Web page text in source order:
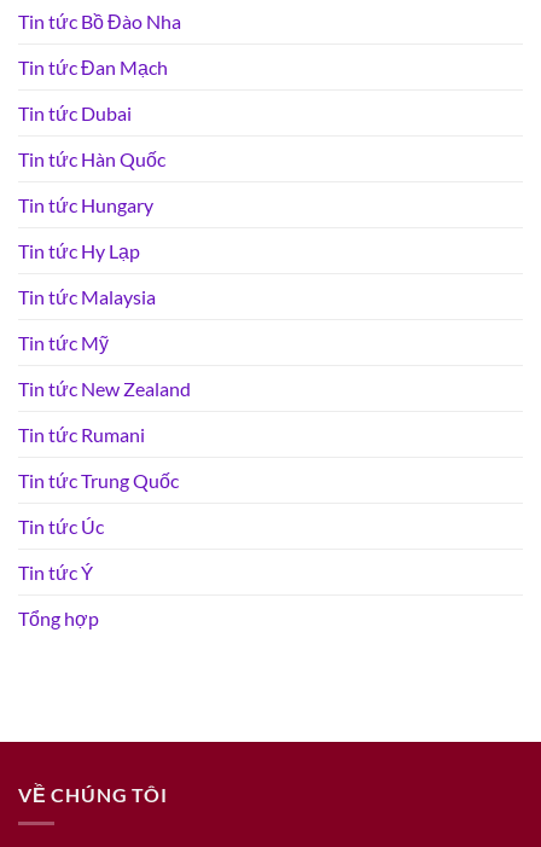
Tin tức Bồ Đào Nha
Tin tức Đan Mạch
Tin tức Dubai
Tin tức Hàn Quốc
Tin tức Hungary
Tin tức Hy Lạp
Tin tức Malaysia
Tin tức Mỹ
Tin tức New Zealand
Tin tức Rumani
Tin tức Trung Quốc
Tin tức Úc
Tin tức Ý
Tổng hợp
VỀ CHÚNG TÔI